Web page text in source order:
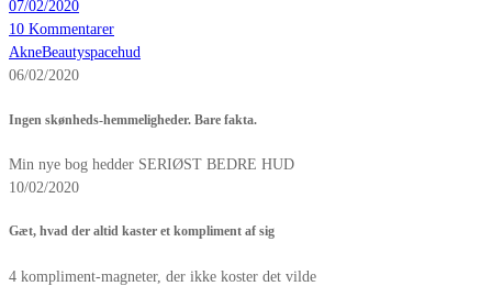
07/02/2020
10 Kommentarer
AkneBeautyspacehud
06/02/2020
Ingen skønheds-hemmeligheder. Bare fakta.
Min nye bog hedder SERIØST BEDRE HUD
10/02/2020
Gæt, hvad der altid kaster et kompliment af sig
4 kompliment-magneter, der ikke koster det vilde